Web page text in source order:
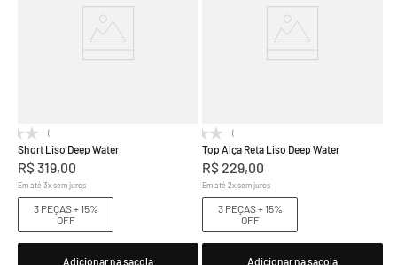
(0)
Short Liso Deep Water
R$319,00
Em até3xsem juros
3 PEÇAS + 15%
OFF
Adicionar na sacola
(0)
Top Alça Reta Liso Deep Water
R$229,00
Em até2xsem juros
3 PEÇAS + 15%
OFF
Adicionar na sacola